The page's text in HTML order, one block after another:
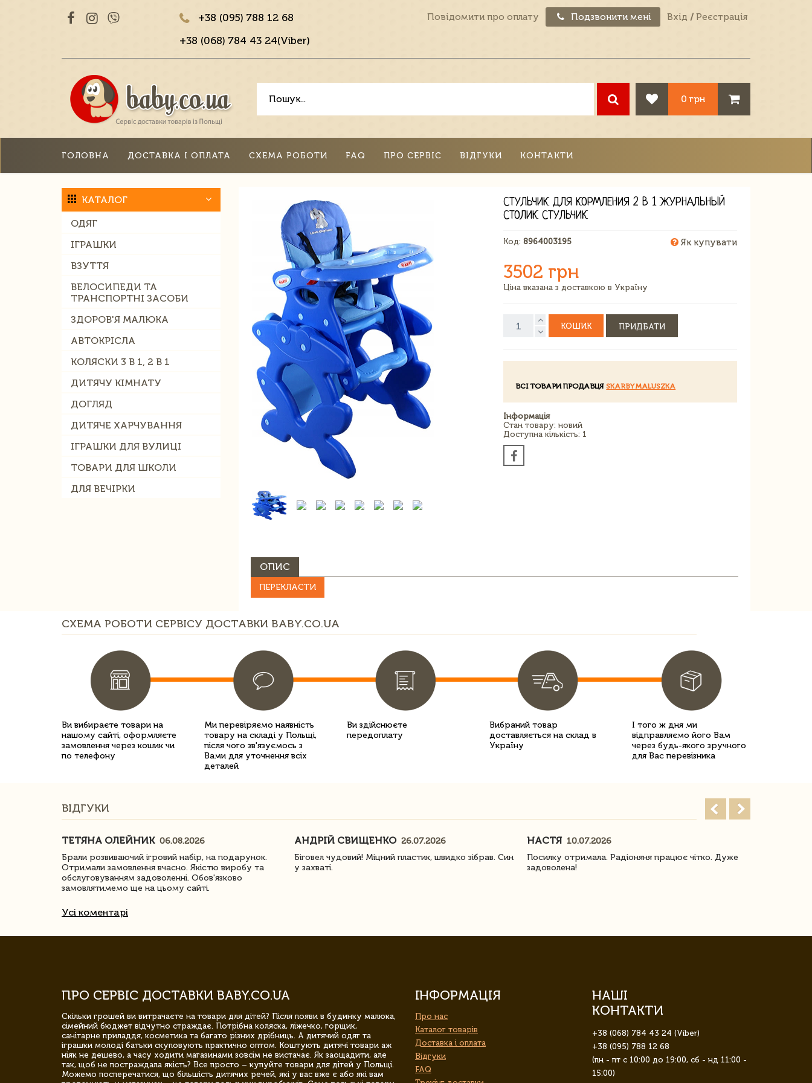
+38 (095) 788 12 68
+38 (068) 784 43 24(Viber)
Повідомити про оплату Подзвонити мені Вхід / Реєстрація
0 грн
ГОЛОВНА ДОСТАВКА І ОПЛАТА СХЕМА РОБОТИ FAQ ПРО СЕРВІС ВІДГУКИ КОНТАКТИ
КАТАЛОГ
ОДЯГ
ІГРАШКИ
ВЗУТТЯ
ВЕЛОСИПЕДИ ТА
ТРАНСПОРТНІ ЗАСОБИ
ЗДОРОВ'Я МАЛЮКА
АВТОКРІСЛА
КОЛЯСКИ 3 В 1, 2 В 1
ДИТЯЧУ КІМНАТУ
ДОГЛЯД
ДИТЯЧЕ ХАРЧУВАННЯ
ІГРАШКИ ДЛЯ ВУЛИЦІ
ТОВАРИ ДЛЯ ШКОЛИ
ДЛЯ ВЕЧІРКИ
СТУЛЬЧИК ДЛЯ КОРМЛЕНИЯ 2 В 1 ЖУРНАЛЬНЫЙ
СТОЛИК СТУЛЬЧИК
Код:8964003195 Як купувати
3502 грн
Ціна вказана з доставкою в Україну
КОШИК ПРИДБАТИ
ВСІ ТОВАРИ ПРОДАВЦЯSKARBYMALUSZKA
Інформація
Стан товару: новий
Доступна кількість: 1
ОПИС
ПЕРЕКЛАСТИ
СХЕМА РОБОТИ СЕРВІСУ ДОСТАВКИ BABY.CO.UA
Ви вибираєте товари на
нашому сайті, оформляєте
замовлення через кошик чи
по телефону
Ми перевіряємо наявність
товару на складі у Польщі,
після чого зв'язуємось з
Вами для уточнення всіх
деталей
Ви здійснюєте
передоплату
Вибраний товар
доставляється на склад в
Україну
І того ж дня ми
відправляємо його Вам
через будь-якого зручного
для Вас перевізника
ВІДГУКИ
ТЕТЯНА ОЛЕЙНИК 06.08.2026
Брали розвиваючий ігровий набір, на подарунок.
Отримали замовлення вчасно. Якістю виробу та
обслуговуванням задоволенні. Обов'язково
замовлятимемо ще на цьому сайті.
АНДРІЙ СВИЩЕНКО 26.07.2026
Біговел чудовий! Міцний пластик, швидко зібрав. Син
у захваті.
НАСТЯ 10.07.2026
Посилку отримала. Радіоняня працює чітко. Дуже
задоволена!
Усі коментарі
ПРО СЕРВІС ДОСТАВКИ BABY.CO.UA
Скільки грошей ви витрачаєте на товари для дітей? Після появи в будинку малюка,
сімейний бюджет відчутно страждає. Потрібна коляска, ліжечко, горщик,
санітарне приладдя, косметика та багато різних дрібниць. А дитячий одяг та
іграшки молоді батьки скуповують практично оптом. Коштують дитячі товари аж
ніяк не дешево, а часу ходити магазинами зовсім не вистачає. Як заощадити, але
так, щоб не постраждала якість? Все просто – купуйте товари для дітей у Польщі.
Можемо посперечатися, що більшість дитячих речей, які у вас вже є або які вам
ІНФОРМАЦІЯ
Про нас
Каталог товарів
Доставка і оплата
Відгуки
FAQ
НАШІ
КОНТАКТИ
+38 (068) 784 43 24 (Viber)
+38 (095) 788 12 68
(пн - пт с 10:00 до 19:00, сб - нд 11:00 -
15:00)